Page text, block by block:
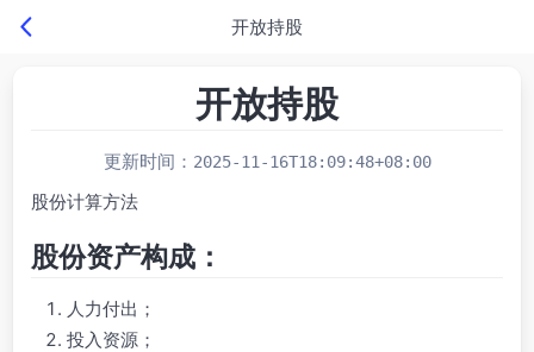
开放持股
开放持股
更新时间： 2025-11-16T18:09:48+08:00
股份计算方法
股份资产构成：
人力付出；
投入资源；